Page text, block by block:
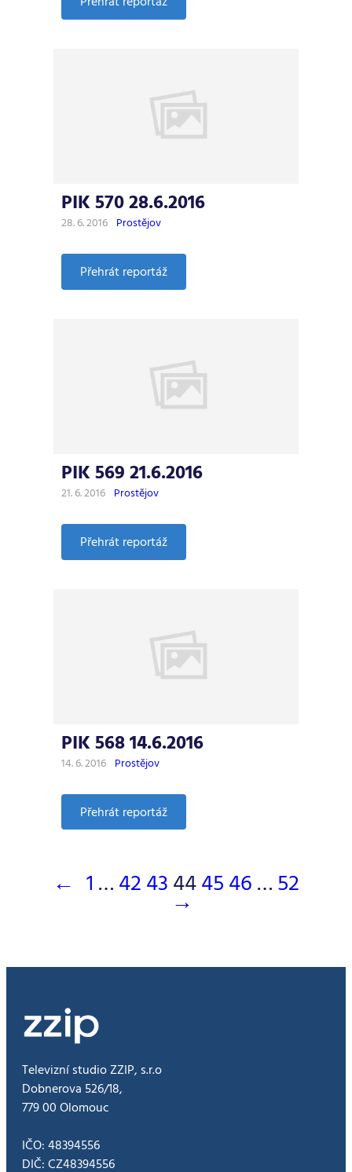
PIK
PIK 570 28.6.2016
28. 6. 2016 Prostějov
Přehrát reportáž:
PIK
PIK 569 21.6.2016
21. 6. 2016 Prostějov
Přehrát reportáž:
PIK
PIK 568 14.6.2016
14. 6. 2016 Prostějov
Přehrát reportáž:
PIK
← 1 …4243444546…52
→
Televizní studio ZZIP, s.r.o
Dobnerova 526/18,
779 00 Olomouc
IČO: 48394556
DIČ: CZ48394556